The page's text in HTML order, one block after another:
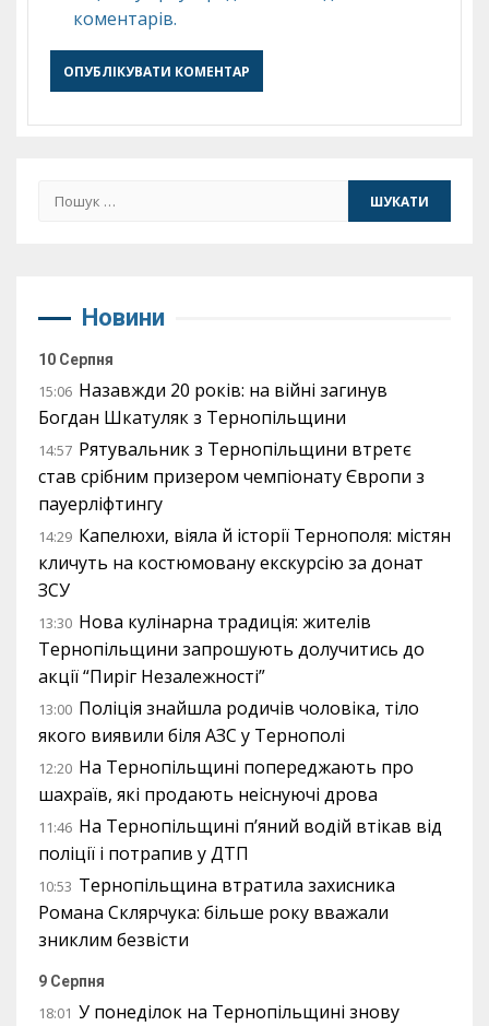
коментарів.
Пошук:
Новини
10 Серпня
15:06 Назавжди 20 років: на війні загинув
Богдан Шкатуляк з Тернопільщини
14:57 Рятувальник з Тернопільщини втретє
став срібним призером чемпіонату Європи з
пауерліфтингу
14:29 Капелюхи, віяла й історії Тернополя: містян
кличуть на костюмовану екскурсію за донат
ЗСУ
13:30 Нова кулінарна традиція: жителів
Тернопільщини запрошують долучитись до
акції “Пиріг Незалежності”
13:00 Поліція знайшла родичів чоловіка, тіло
якого виявили біля АЗС у Тернополі
12:20 На Тернопільщині попереджають про
шахраїв, які продають неіснуючі дрова
11:46 На Тернопільщині п’яний водій втікав від
поліції і потрапив у ДТП
10:53 Тернопільщина втратила захисника
Романа Склярчука: більше року вважали
зниклим безвісти
9 Серпня
18:01 У понеділок на Тернопільщині знову